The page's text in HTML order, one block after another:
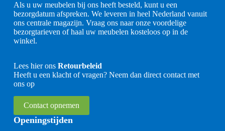
Als u uw meubelen bij ons heeft besteld, kunt u een
bezorgdatum afspreken. We leveren in heel Nederland vanuit
ons centrale magazijn. Vraag ons naar onze voordelige
bezorgtarieven of haal uw meubelen kosteloos op in de
winkel.
Lees hier ons Retourbeleid
Heeft u een klacht of vragen? Neem dan direct contact met
ons op
Contact opnemen
Openingstijden